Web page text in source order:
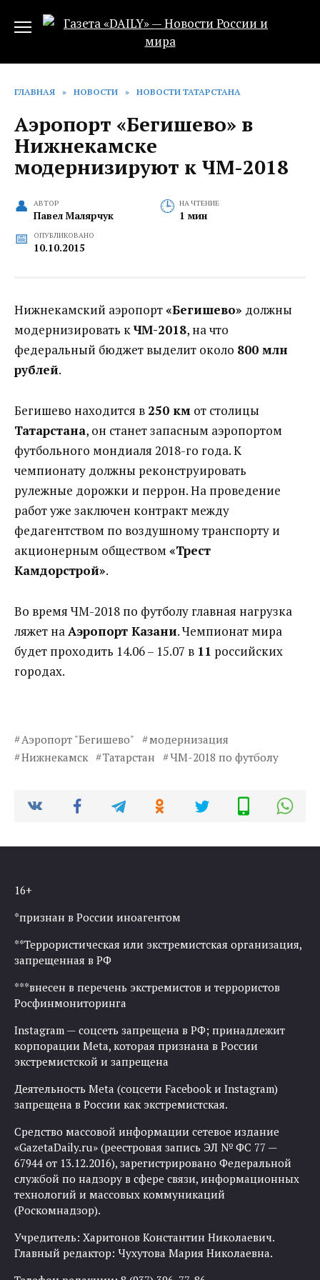
ГЛАВНАЯ » НОВОСТИ » НОВОСТИ ТАТАРСТАНА
Аэропорт «Бегишево» в
Нижнекамске
модернизируют к ЧМ-2018
АВТОР
Павел Малярчук
НА ЧТЕНИЕ
1 мин
ОПУБЛИКОВАНО
10.10.2015
Нижнекамский аэропорт«Бегишево» должны
модернизировать кЧМ-2018, на что
федеральный бюджет выделит около 800 млн
рублей.
Бегишево находится в 250 км от столицы
Татарстана, он станет запасным аэропортом
футбольного мондиаля 2018-го года. К
чемпионату должны реконструировать
рулежные дорожки и перрон. На проведение
работ уже заключен контракт между
федагентством по воздушному транспорту и
акционерным обществом«Трест
Камдорстрой».
Во время ЧМ-2018 по футболу главная нагрузка
ляжет на Аэропорт Казани. Чемпионат мира
будет проходить 14.06 – 15.07 в 11 российских
городах.
Аэропорт "Бегишево"
модернизация
Нижнекамск
Татарстан ЧМ-2018 по футболу
16+
*признан в России иноагентом
**Террористическая или экстремистская организация,
запрещенная в РФ
***внесен в перечень экстремистов и террористов
Росфинмониторинга
Instagram — соцсеть запрещена в РФ; принадлежит
корпорации Meta, которая признана в России
экстремистской и запрещена
Деятельность Meta (соцсети Facebook и Instagram)
запрещена в России как экстремистская.
Средство массовой информации сетевое издание
«GazetaDaily.ru» (реестровая запись ЭЛ № ФС 77 —
67944 от 13.12.2016), зарегистрировано Федеральной
службой по надзору в сфере связи, информационных
технологий и массовых коммуникаций
(Роскомнадзор).
Учредитель: Харитонов Константин Николаевич.
Главный редактор: Чухутова Мария Николаевна.